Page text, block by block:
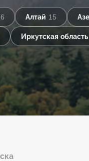
Алтай 15
Иркутская область